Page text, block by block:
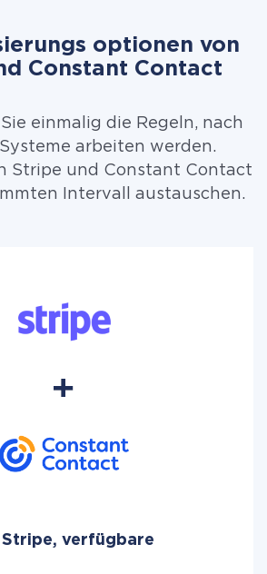
optionen von
Constant Contact
einmalig die Regeln, nach
arbeiten werden.
Stripe und Constant Contact
Intervall austauschen.
Stripe, verfügbare